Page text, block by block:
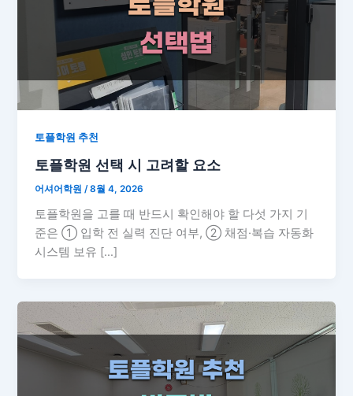
토플학원 추천
토플학원 선택 시 고려할 요소
어셔어학원 /8월 4, 2026
토플학원을 고를 때 반드시 확인해야 할 다섯 가지 기
준은 ① 입학 전 실력 진단 여부, ② 채점·복습 자동화
시스템 보유 […]